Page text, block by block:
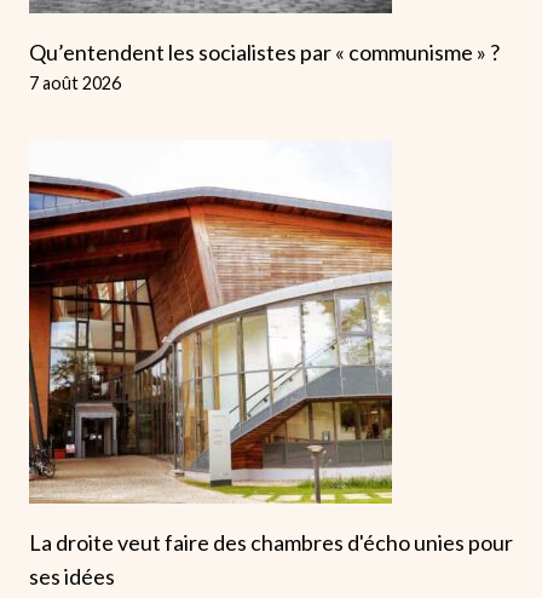
Qu’entendent les socialistes par « communisme » ?
7 août 2026
La droite veut faire des chambres d'écho unies pour
ses idées